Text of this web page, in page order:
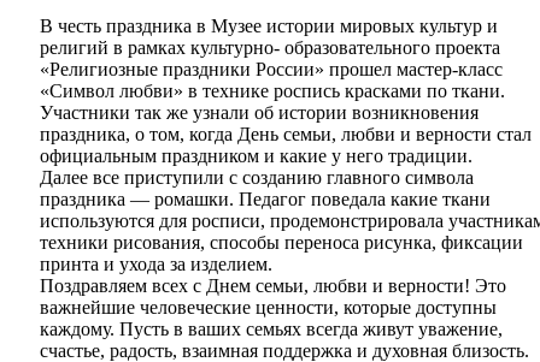
В честь праздника в Музее истории мировых культур и
религий в рамках культурно- образовательного проекта
«Религиозные праздники России» прошел мастер-класс
«Символ любви» в технике роспись красками по ткани.
Участники так же узнали об истории возникновения
праздника, о том, когда День семьи, любви и верности стал
официальным праздником и какие у него традиции.
Далее все приступили с созданию главного символа
праздника — ромашки. Педагог поведала какие ткани
используются для росписи, продемонстрировала
техники рисования, способы переноса рисунка, фиксации
принта и ухода за изделием.
Поздравляем всех с Днем семьи, любви и верности! Это
важнейшие человеческие ценности, которые доступны
каждому. Пусть в ваших семьях всегда живут уважение,
счастье, радость, взаимная поддержка и духовная близость.